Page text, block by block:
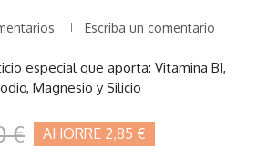
Escriba un comentario
especial que aporta: Vitamina B1,
Magnesio y Silicio
€ AHORRE 2,85 €